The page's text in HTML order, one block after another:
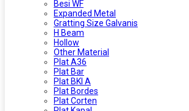
Besi WF
Expanded Metal
Gratting Size Galvanis
H Beam
Hollow
Other Material
Plat A36
Plat Bar
Plat BKI A
Plat Bordes
Plat Corten